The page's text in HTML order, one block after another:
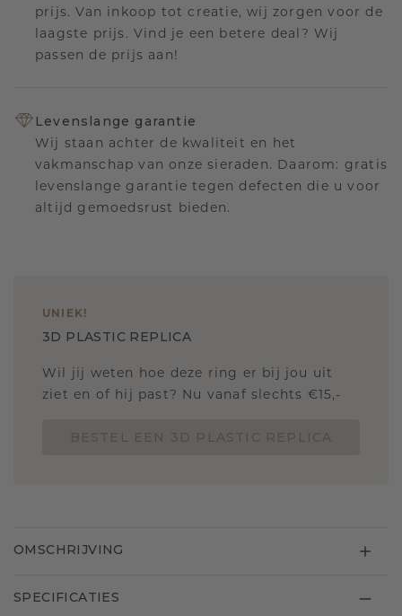
prijs. Van inkoop tot creatie, wij zorgen voor de
laagste prijs. Vind je een betere deal? Wij
passen de prijs aan!
Levenslange garantie
Wij staan achter de kwaliteit en het
vakmanschap van onze sieraden. Daarom: gratis
levenslange garantie tegen defecten die u voor
altijd gemoedsrust bieden.
UNIEK!
3D PLASTIC REPLICA
Wil jij weten hoe deze ring er bij jou uit
ziet en of hij past? Nu vanaf slechts €15,-
OMSCHRIJVING
SPECIFICATIES